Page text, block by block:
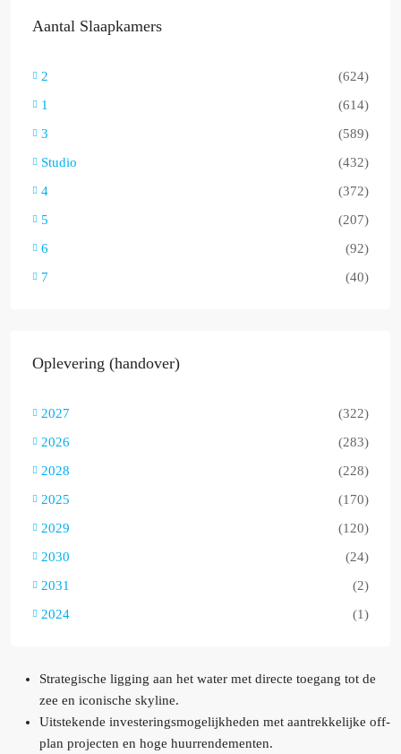
Aantal Slaapkamers
2
(624)
1
(614)
3
(589)
Studio
(432)
4
(372)
5
(207)
6
(92)
7
(40)
Oplevering (handover)
2027
(322)
2026
(283)
2028
(228)
2025
(170)
2029
(120)
2030
(24)
2031
(2)
2024
(1)
Strategische ligging aan het water met directe toegang tot de
zee en iconische skyline.
Uitstekende investeringsmogelijkheden met aantrekkelijke off-
plan projecten en hoge huurrendementen.